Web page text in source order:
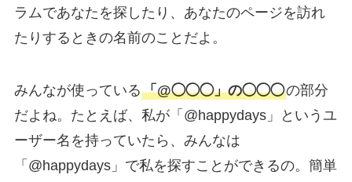
ラムであなたを探したり、あなたのページを訪れ
たりするときの名前のことだよ。
みんなが使っている「@◯◯◯」の◯◯◯の部分
だよね。たとえば、私が「@happydays」というユ
ーザー名を持っていたら、みんなは
「@happydays」で私を探すことができるの。簡単